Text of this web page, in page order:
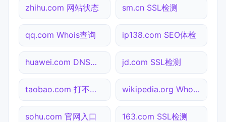
zhihu.com 网站状态 sm.cn SSL检测
qq.com Whois查询 ip138.com SEO体检
huawei.com DNS解析 jd.com SSL检测
taobao.com 打不开检测 wikipedia.org Whois查询
sohu.com 官网入口 163.com SSL检测